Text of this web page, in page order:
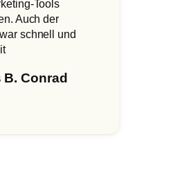
Tools
Auch der
schnell und
B. Conrad